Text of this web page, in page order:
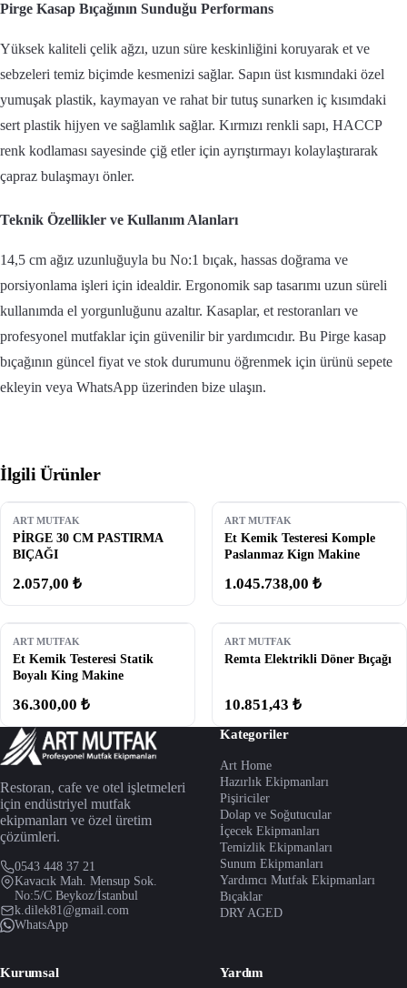
Pirge Kasap Bıçağının Sunduğu Performans
Yüksek kaliteli çelik ağzı, uzun süre keskinliğini koruyarak et ve
sebzeleri temiz biçimde kesmenizi sağlar. Sapın üst kısmındaki özel
yumuşak plastik, kaymayan ve rahat bir tutuş sunarken iç kısımdaki
sert plastik hijyen ve sağlamlık sağlar. Kırmızı renkli sapı, HACCP
renk kodlaması sayesinde çiğ etler için ayrıştırmayı kolaylaştırarak
çapraz bulaşmayı önler.
Teknik Özellikler ve Kullanım Alanları
14,5 cm ağız uzunluğuyla bu No:1 bıçak, hassas doğrama ve
porsiyonlama işleri için idealdir. Ergonomik sap tasarımı uzun süreli
kullanımda el yorgunluğunu azaltır. Kasaplar, et restoranları ve
profesyonel mutfaklar için güvenilir bir yardımcıdır. Bu Pirge kasap
bıçağının güncel fiyat ve stok durumunu öğrenmek için ürünü sepete
ekleyin veya WhatsApp üzerinden bize ulaşın.
İlgili Ürünler
ART MUTFAK
PİRGE 30 CM PASTIRMA
BIÇAĞI
2.057,00 ₺
ART MUTFAK
Et Kemik Testeresi Komple
Paslanmaz Kign Makine
1.045.738,00 ₺
ART MUTFAK
Et Kemik Testeresi Statik
Boyalı King Makine
36.300,00 ₺
ART MUTFAK
Remta Elektrikli Döner Bıçağı
10.851,43 ₺
Restoran, cafe ve otel işletmeleri
için endüstriyel mutfak
ekipmanları ve özel üretim
çözümleri.
0543 448 37 21
Kavacık Mah. Mensup Sok.
No:5/C Beykoz/İstanbul
k.dilek81@gmail.com
WhatsApp
Kategoriler
Art Home
Hazırlık Ekipmanları
Pişiriciler
Dolap ve Soğutucular
İçecek Ekipmanları
Temizlik Ekipmanları
Sunum Ekipmanları
Yardımcı Mutfak Ekipmanları
Bıçaklar
DRY AGED
Kurumsal Yardım